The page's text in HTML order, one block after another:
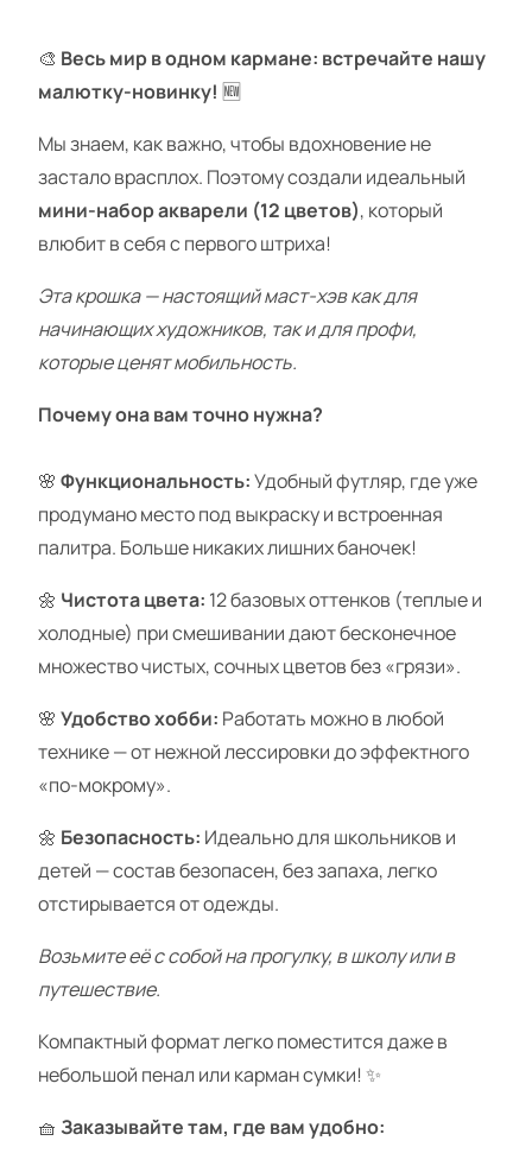
🎨 Весь мир в одном кармане: встречайте нашу
малютку-новинку! 🆕
Мы знаем, как важно, чтобы вдохновение не
застало врасплох. Поэтому создали идеальный
мини-набор акварели (12 цветов), который
влюбит в себя с первого штриха!
Эта крошка — настоящий маст-хэв как для
начинающих художников, так и для профи,
которые ценят мобильность.
Почему она вам точно нужна?
🌸 Функциональность:Удобный футляр, где уже
продумано место под выкраску и встроенная
палитра. Больше никаких лишних баночек!
🌼 Чистота цвета: 12 базовых оттенков (теплые и
холодные) при смешивании дают бесконечное
множество чистых, сочных цветов без «грязи».
🌸 Удобство хобби: Работать можно в любой
технике — от нежной лессировки до эффектного
«по-мокрому».
🌼 Безопасность: Идеально для школьников и
детей — состав безопасен, без запаха, легко
отстирывается от одежды.
Возьмите её с собой на прогулку, в школу или в
путешествие.
Компактный формат легко поместится даже в
небольшой пенал или карман сумки! ✨
🧺 Заказывайте там, где вам удобно: